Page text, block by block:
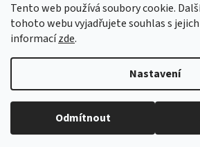
Tento web používá soubory cookie.
tohoto webu vyjadřujete souhlas s
informacízde.
Nastavení
Odmítnout
OBCHOD - IVANČICE
OBCHODNÍ PODMÍNKY GDPR
Vytvořil
Copyright 2026Nábytek Ron -
vyhrazena.